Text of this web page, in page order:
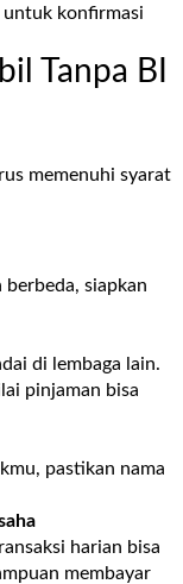
untuk konfirmasi
Tanpa BI
memenuhi syarat
berbeda, siapkan
di lembaga lain.
pinjaman bisa
pastikan nama
harian bisa
membayar